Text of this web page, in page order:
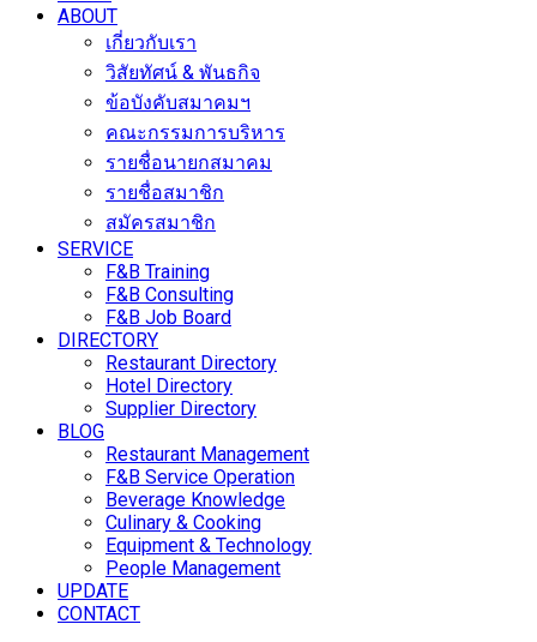
ABOUT
เกี่ยวกับเรา
วิสัยทัศน์ & พันธกิจ
ข้อบังคับสมาคมฯ
คณะกรรมการบริหาร
รายชื่อนายกสมาคม
รายชื่อสมาชิก
สมัครสมาชิก
SERVICE
F&B Training
F&B Consulting
F&B Job Board
DIRECTORY
Restaurant Directory
Hotel Directory
Supplier Directory
BLOG
Restaurant Management
F&B Service Operation
Beverage Knowledge
Culinary & Cooking
Equipment & Technology
People Management
UPDATE
CONTACT